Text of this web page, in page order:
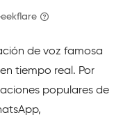
de voz famosa
tiempo real. Por
populares de